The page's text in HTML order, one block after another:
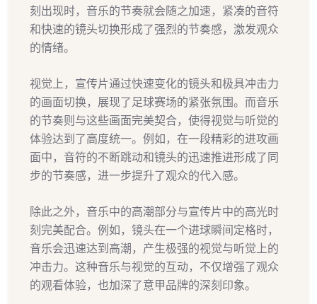
刻出现时，音乐的节奏就会随之加速，紧凑的音符
和快速的镜头切换形成了强烈的节奏感，激发观众
的情绪。
视觉上，宣传片通过快速变化的镜头和极具冲击力
的画面切换，展现了足球赛场的紧张氛围。而音乐
的节奏则与这些画面完美契合，使得视觉与听觉的
体验达到了高度统一。例如，在一段精彩的进攻画
面中，音符的不断跳动和镜头的迅速推进形成了同
步的节奏感，进一步提升了观众的代入感。
除此之外，音乐中的高潮部分与宣传片中的高光时
刻完美配合。例如，镜头在一个进球瞬间定格时，
音乐会迅速达到高潮，产生极强的视觉与听觉上的
冲击力。这种音乐与视觉的互动，不仅增强了观众
的观看体验，也加深了意甲品牌的深刻印象。